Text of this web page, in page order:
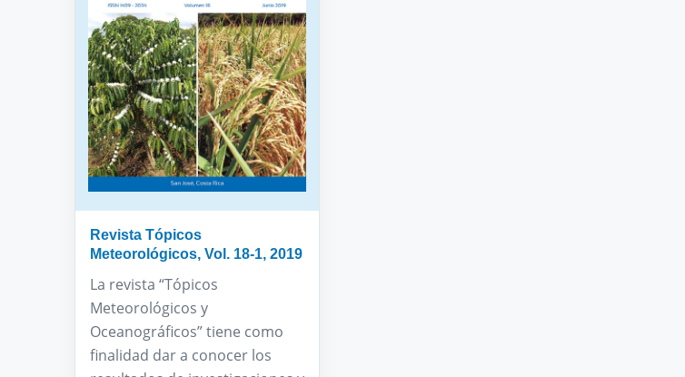
Revista Tópicos
Meteorológicos, Vol. 18-1, 2019
La revista “Tópicos
Meteorológicos y
Oceanográficos” tiene como
finalidad dar a conocer los